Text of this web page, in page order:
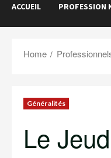
ACCUEIL PROFESSION
Home
Généralités
Le